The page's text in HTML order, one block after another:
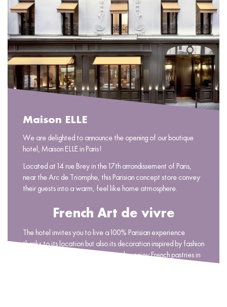
Maison ELLE
We are delighted to announce the opening of our boutique
hotel, Maison ELLE in Paris!
Located at 14 rue Brey in the 17th arrondissement of Paris,
near the Arc de Triomphe, this Parisian concept store convey
their guests into a warm, feel like home atmosphere.
French Art de vivre
The hotel invites you to live a 100% Parisian experience
thanks to its location but also its decoration inspired by fashion
such as tweed or denim. You can also enjoy French pastries in